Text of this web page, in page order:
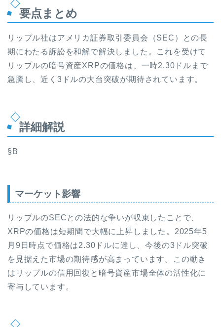
要点まとめ
リップル社はアメリカ証券取引委員会（SEC）との長
期にわたる訴訟を和解で解決しました。これを受けて
リップルの暗号資産XRPの価格は、一時2.30ドルまで
急騰し、近く3ドルの大台突破が期待されています。
詳細解説
§B
マーケット影響
リップルのSECとの法的な争いが収束したことで、
XRPの価格は短期間で大幅に上昇しました。2025年5
月9日時点で価格は2.30ドルに達し、今後の3ドル突破
を見据えた市場の期待感が高まっています。この動き
はリップルの信用回復と暗号資産市場全体の活性化に
寄与しています。